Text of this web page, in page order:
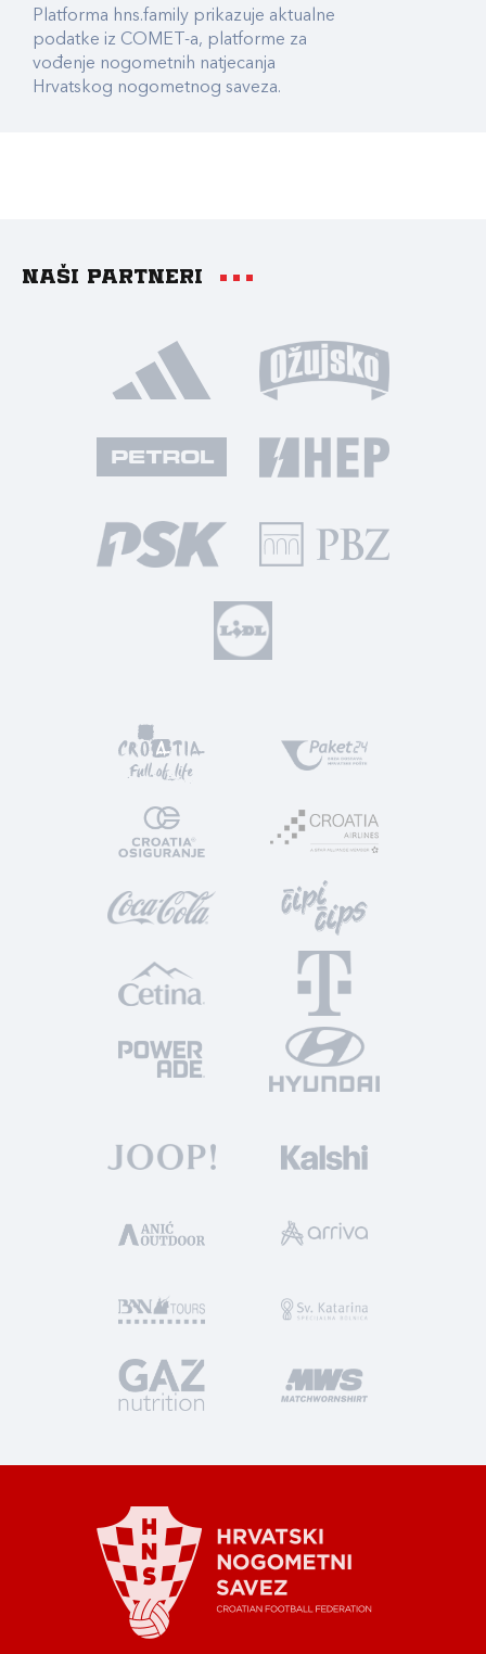
Platforma hns.family prikazuje aktualne
podatke iz COMET-a, platforme za
vođenje nogometnih natjecanja
Hrvatskog nogometnog saveza.
Naši partneri